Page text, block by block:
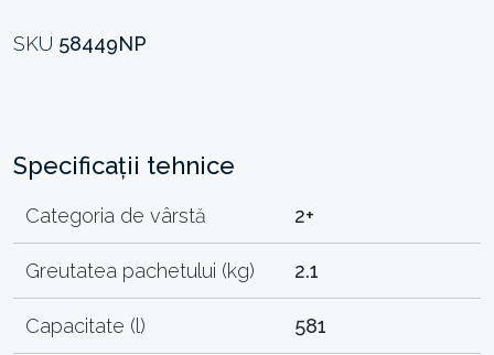
SKU 58449NP
Specificații tehnice
Categoria de vârstă 2+
Greutatea pachetului (kg) 2.1
Capacitate (l) 581